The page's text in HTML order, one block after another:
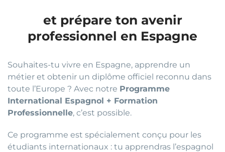
et prépare ton avenir
professionnel en Espagne
Souhaites-tu vivre en Espagne, apprendre un
métier et obtenir un diplôme officiel reconnu dans
toute l’Europe ? Avec notre Programme
International Espagnol + Formation
Professionnelle, c’est possible.
Ce programme est spécialement conçu pour les
étudiants internationaux : tu apprendras l’espagnol